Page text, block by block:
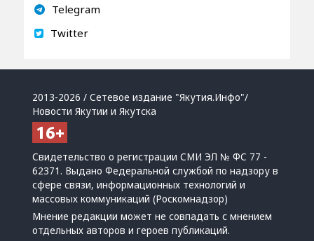
Telegram
Twitter
2013-2026 / Сетевое издание "Якутия.Инфо"/
Новости Якутии и Якутска
Свидетельство о регистрации СМИ ЭЛ № ФС 77 -
62371. Выдано Федеральной службой по надзору в
сфере связи, информационных технологий и
массовых коммуникаций (Роскомнадзор)
Мнение редакции может не совпадать с мнением
отдельных авторов и героев публикаций.